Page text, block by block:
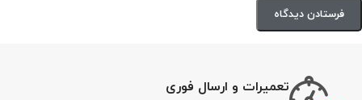
تعمیرات و ارسال فوری